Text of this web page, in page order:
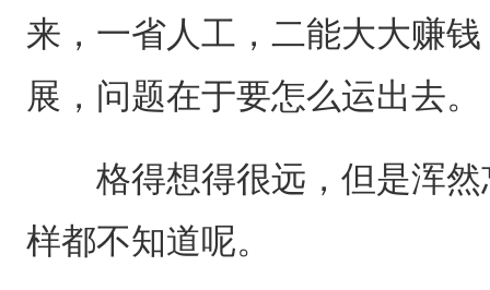
来，一省人工，二能大大赚
展，问题在于要怎么运出去。
格得想得很远，但是浑然
样都不知道呢。